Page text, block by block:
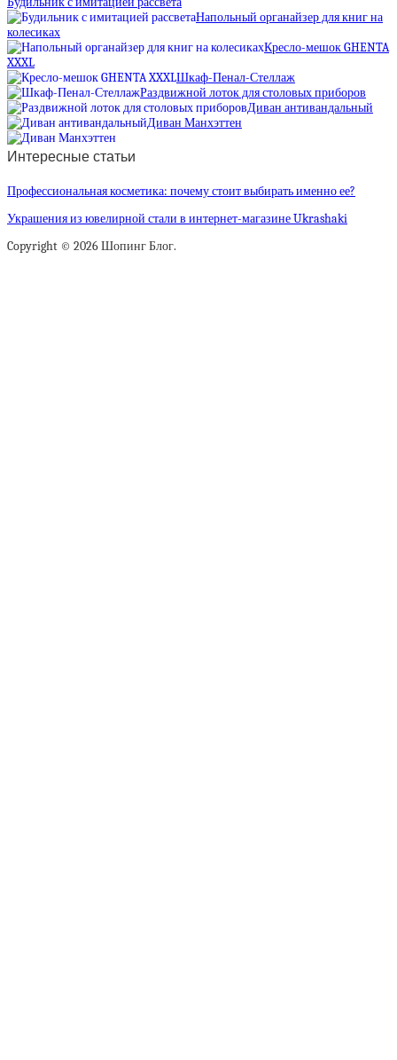
Напольный органайзер для книг на
колесиках
Кресло-мешок GHENTA
XXXL
Шкаф-Пенал-Стеллаж
Раздвижной лоток для столовых приборов
Диван антивандальный
Диван Манхэттен
Интересные статьи
Профессиональная косметика: почему стоит выбирать именно ее?
Украшения из ювелирной стали в интернет-магазине Ukrashaki
Copyright © 2026 Шопинг Блог.